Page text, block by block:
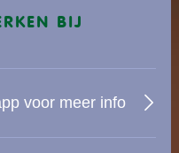
BIJ
voor meer info